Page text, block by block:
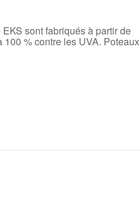
sont fabriqués à partir de
% contre les UVA. Poteaux